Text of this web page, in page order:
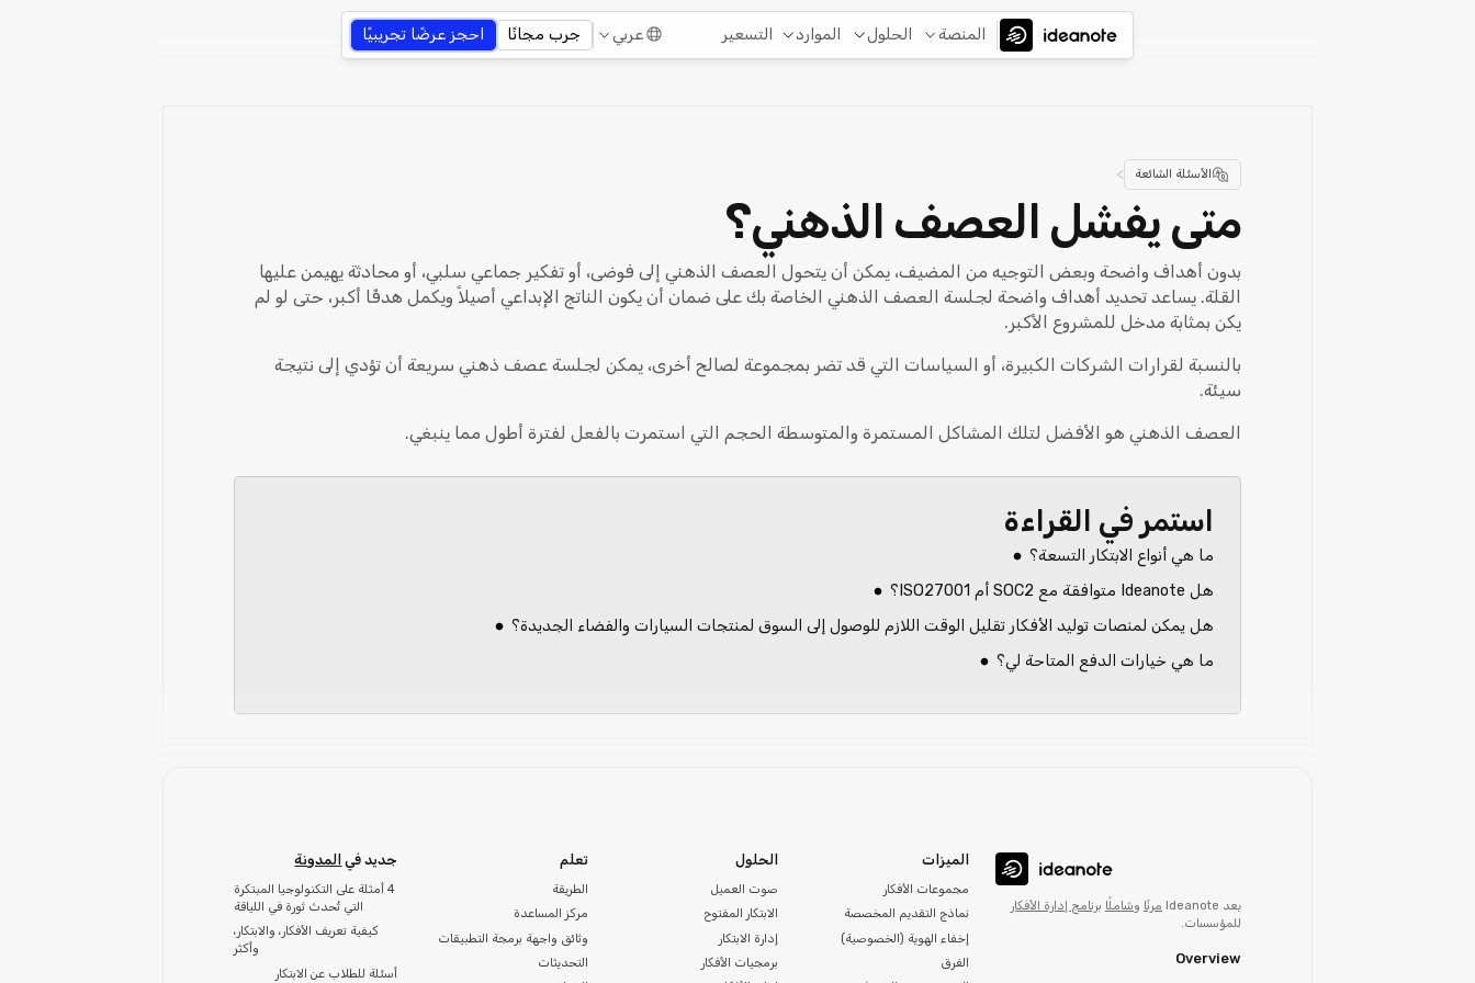
المنصة الحلول الموارد التسعير عربي جرب مجانًا احجز عرضًا تجريبيًا
الأسئلة الشائعة >
متى يفشل العصف الذهني؟
بدون أهداف واضحة وبعض التوجيه من المضيف، يمكن أن يتحول العصف الذهني إلى فوضى، أو تفكير جماعي سلبي، أو محادثة يهيمن عليها
القلة. يساعد تحديد أهداف واضحة لجلسة العصف الذهني الخاصة بك على ضمان أن يكون الناتج الإبداعي أصيلاً ويكمل هدفًا أكبر، حتى لو لم
يكن بمثابة مدخل للمشروع الأكبر.
بالنسبة لقرارات الشركات الكبيرة، أو السياسات التي قد تضر بمجموعة لصالح أخرى، يمكن لجلسة عصف ذهني سريعة أن تؤدي إلى نتيجة
سيئة.
العصف الذهني هو الأفضل لتلك المشاكل المستمرة والمتوسطة الحجم التي استمرت بالفعل لفترة أطول مما ينبغي.
استمر في القراءة
ما هي أنواع الابتكار التسعة؟
هل Ideanote متوافقة مع SOC2 أم ISO27001؟
هل يمكن لمنصات توليد الأفكار تقليل الوقت اللازم للوصول إلى السوق لمنتجات السيارات والفضاء الجديدة؟
ما هي خيارات الدفع المتاحة لي؟
يعد Ideanote مرنًا وشاملًا برنامج إدارة الأفكار
للمؤسسات.
Overview
الميزات
مجموعات الأفكار
نماذج التقديم المخصصة
إخفاء الهوية (الخصوصية)
الفرق
الحلول
صوت العميل
الابتكار المفتوح
إدارة الابتكار
برمجيات الأفكار
تعلم
الطريقة
مركز المساعدة
وثائق واجهة برمجة التطبيقات
التحديثات
جديد في المدونة
4 أمثلة على التكنولوجيا المبتكرة
التي تُحدث ثورة في اللياقة
كيفية تعريف الأفكار، والابتكار،
وأكثر
أسئلة للطلاب عن الابتكار